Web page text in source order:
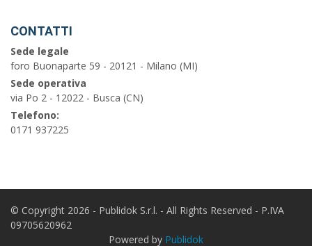
garage
piscina
barbecue
vista
sul
CONTATTI
Sede legale
foro Buonaparte 59 - 20121 - Milano (MI)
Sede operativa
via Po 2 - 12022 - Busca (CN)
Telefono:
0171 937225
© Copyright 2026 - Publidok S.r.l. - All Rights Reserved - P.IVA
09705620962
Powered by Publidok